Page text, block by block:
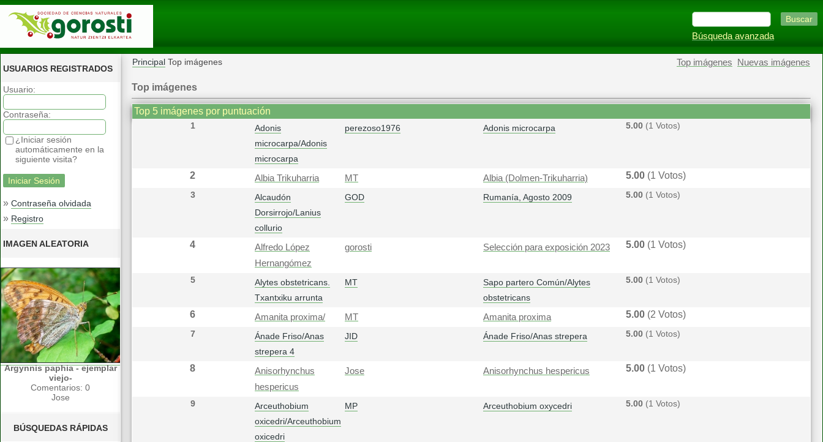
Búsqueda avanzada
USUARIOS REGISTRADOS
Usuario:
Contraseña:
¿Iniciar sesión
automáticamente en la
siguiente visita?
» Contraseña olvidada
» Registro
IMAGEN ALEATORIA
Argynnis paphia - ejemplar
viejo-
Comentarios: 0
Jose
BÚSQUEDAS RÁPIDAS
Principal Top imágenes Top imágenes Nuevas imágenes
Top imágenes
Top 5 imágenes por puntuación
1
Adonis
microcarpa/Adonis
microcarpa
perezoso1976 Adonis microcarpa 5.00 (1 Votos)
2 Albia Trikuharria MT Albia (Dolmen-Trikuharria) 5.00 (1 Votos)
3
Alcaudón
Dorsirrojo/Lanius
collurio
GOD Rumanía, Agosto 2009 5.00 (1 Votos)
4
Alfredo López
Hernangómez
gorosti Selección para exposición 2023 5.00 (1 Votos)
5
Alytes obstetricans.
Txantxiku arrunta
MT
Sapo partero Común/Alytes
obstetricans
5.00 (1 Votos)
6 Amanita proxima/ MT Amanita proxima 5.00 (2 Votos)
7
Ánade Friso/Anas
strepera 4
JID Ánade Friso/Anas strepera 5.00 (1 Votos)
8
Anisorhynchus
hespericus
Jose Anisorhynchus hespericus 5.00 (1 Votos)
9
Arceuthobium
oxicedri/Arceuthobium
oxicedri
MP Arceuthobium oxycedri 5.00 (1 Votos)